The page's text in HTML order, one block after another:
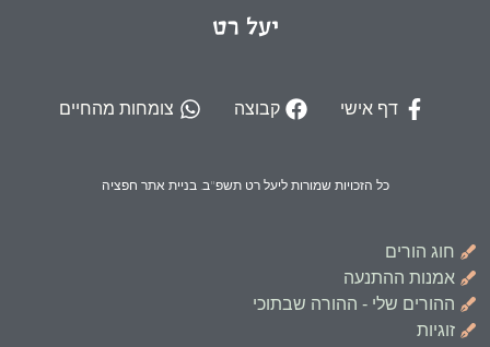
יעל רט
דף אישי קבוצה צומחות מהחיים
כל הזכויות שמורות ליעל רט תשפ"ב. בניית אתר חפציה
חוג הורים
אמנות ההתנעה
ההורים שלי - ההורה שבתוכי
זוגיות